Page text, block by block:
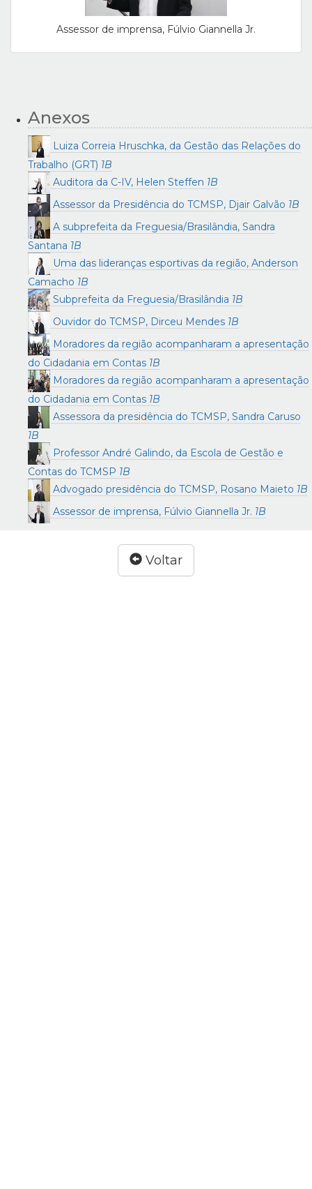
Assessor de imprensa, Fúlvio Giannella Jr.
Anexos
Luiza Correia Hruschka, da Gestão das Relações do
Trabalho (GRT) 1B
Auditora da C-IV, Helen Steffen 1B
Assessor da Presidência do TCMSP, Djair Galvão 1B
A subprefeita da Freguesia/Brasilândia, Sandra
Santana 1B
Uma das lideranças esportivas da região, Anderson
Camacho 1B
Subprefeita da Freguesia/Brasilândia 1B
Ouvidor do TCMSP, Dirceu Mendes 1B
Moradores da região acompanharam a apresentação
do Cidadania em Contas 1B
Moradores da região acompanharam a apresentação
do Cidadania em Contas 1B
Assessora da presidência do TCMSP, Sandra Caruso
1B
Professor André Galindo, da Escola de Gestão e
Contas do TCMSP 1B
Advogado presidência do TCMSP, Rosano Maieto 1B
Assessor de imprensa, Fúlvio Giannella Jr. 1B
Voltar